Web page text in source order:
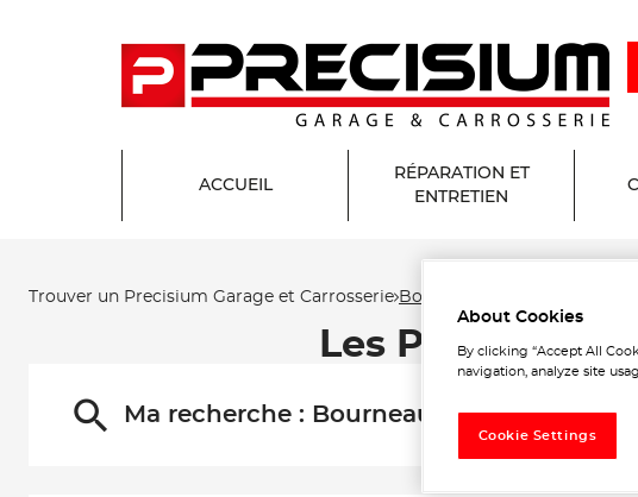
ACCUEIL
RÉPARATION ET
ENTRETIEN
Trouver un Precisium Garage et Carrosserie Bourneau
Les Precisium
Ma recherche : Bourneau
About Cookies
By clicking “Accept All
navigation, analyze site
Cookie Settings